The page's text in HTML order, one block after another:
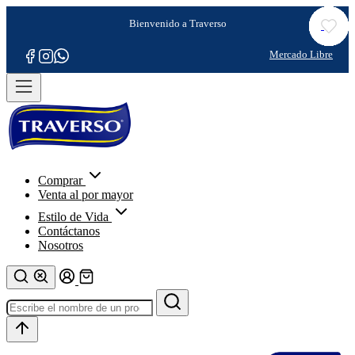
Comprar
Venta al por mayor
Estilo de Vida
Contáctanos
Nosotros